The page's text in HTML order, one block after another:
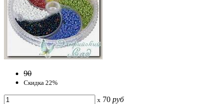
90
Скидка 22%
x 70 руб